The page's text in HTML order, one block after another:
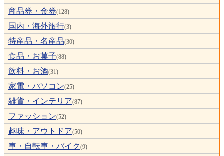
商品券・金券(128)
国内・海外旅行(3)
特産品・名産品(30)
食品・お菓子(88)
飲料・お酒(31)
家電・パソコン(25)
雑貨・インテリア(87)
ファッション(52)
趣味・アウトドア(50)
車・自転車・バイク (9)